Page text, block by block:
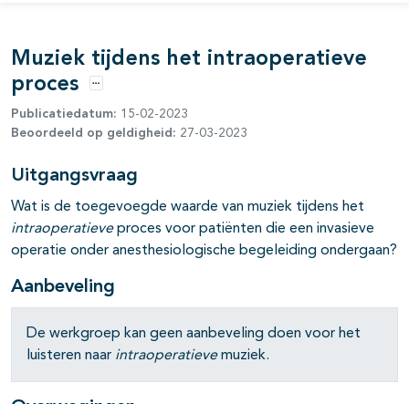
open- en dichtklappen
Muziek tijdens het intraoperatieve
proces
Opties
Publicatiedatum: 15-02-2023
Beoordeeld op geldigheid: 27-03-2023
Uitgangsvraag
Wat is de toegevoegde waarde van muziek tijdens het
intraoperatieveproces voor patiënten die een invasieve
operatie onder anesthesiologische begeleiding ondergaan?
Aanbeveling
De werkgroep kan geen aanbeveling doen voor het
luisteren naar intraoperatievemuziek.